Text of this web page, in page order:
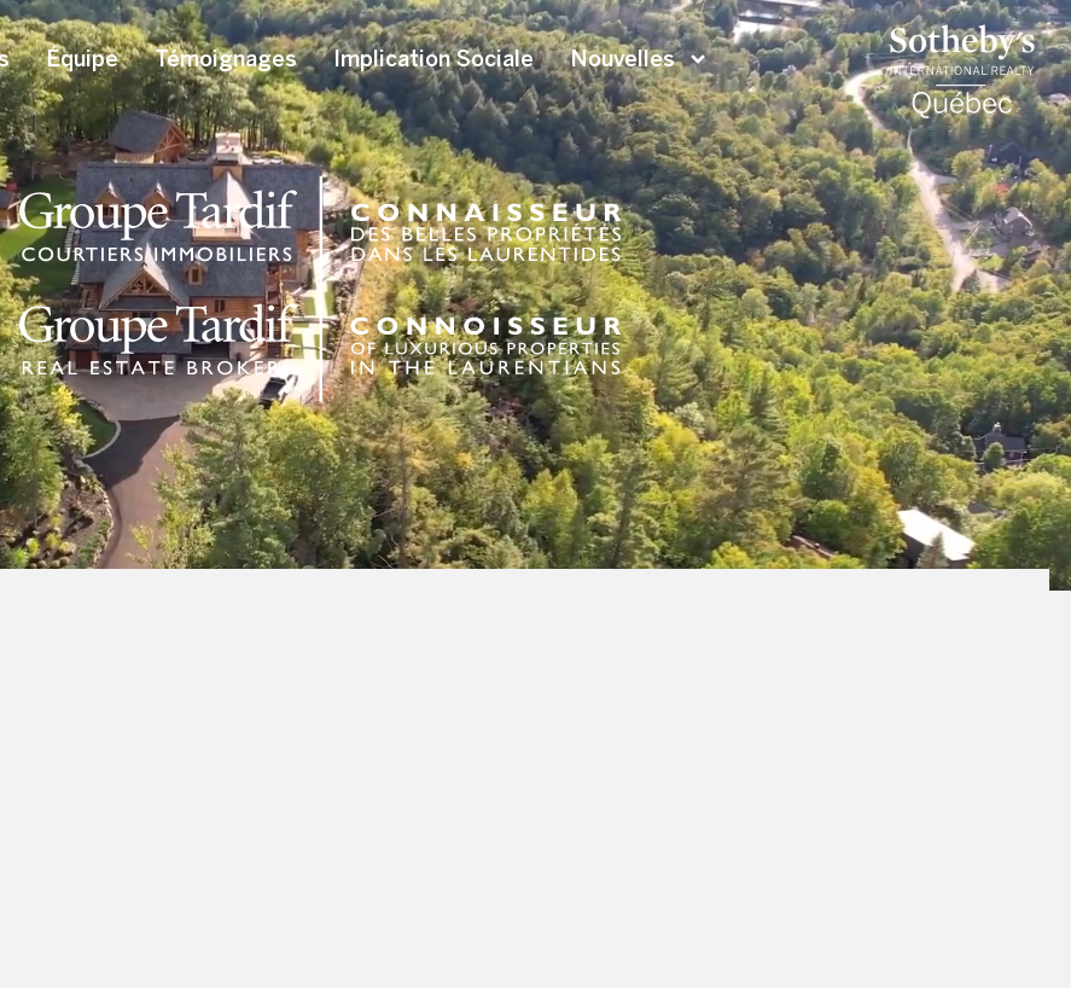
Équipe Témoignages Implication Sociale Nouvelles